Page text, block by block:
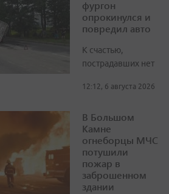
фургон
опрокинулся и
повредил авто
К счастью,
пострадавших нет
12:12, 6 августа 2026
В Большом
Камне
огнеборцы МЧС
потушили
пожар в
заброшенном
здании